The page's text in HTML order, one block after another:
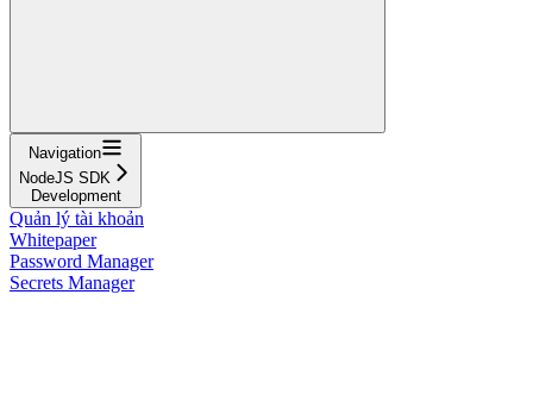
Navigation
NodeJS SDK
Development
Quản lý tài khoản
Whitepaper
Password Manager
Secrets Manager